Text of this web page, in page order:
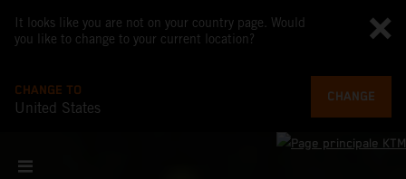
It looks like you are not on your country page. Would
you like to change to your current location?
CHANGE TO
United States
CHANGE